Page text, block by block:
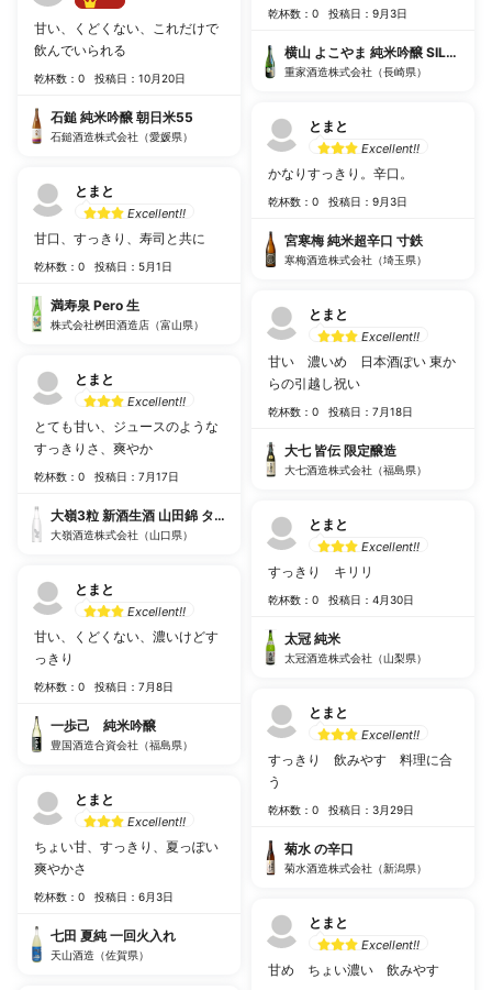
甘い、くどくない、これだけで
飲んでいられる
乾杯数：0 投稿日：10月20日
石鎚 純米吟醸 朝日米55
石鎚酒造株式会社（愛媛県）
とまと
Excellent!!
甘口、すっきり、寿司と共に
乾杯数：0 投稿日：5月1日
満寿泉 Pero 生
株式会社桝田酒造店（富山県）
とまと
Excellent!!
とても甘い、ジュースのような
すっきりさ、爽やか
乾杯数：0 投稿日：7月17日
大嶺3粒 新酒生酒 山田錦 タンク番号H
大嶺酒造株式会社（山口県）
とまと
Excellent!!
甘い、くどくない、濃いけどす
っきり
乾杯数：0 投稿日：7月8日
一歩己 純米吟醸
豊国酒造合資会社（福島県）
とまと
Excellent!!
ちょい甘、すっきり、夏っぽい
爽やかさ
乾杯数：0 投稿日：6月3日
七田 夏純 一回火入れ
天山酒造（佐賀県）
乾杯数：0 投稿日：9月3日
横山 よこやま 純米吟醸 SILVER ひ
重家酒造株式会社（長崎県）
とまと
Excellent!!
かなりすっきり。辛口。
乾杯数：0 投稿日：9月3日
宮寒梅 純米超辛口 寸鉄
寒梅酒造株式会社（埼玉県）
とまと
Excellent!!
甘い 濃いめ 日本酒ぽい 東か
らの引越し祝い
乾杯数：0 投稿日：7月18日
大七 皆伝 限定醸造
大七酒造株式会社（福島県）
とまと
Excellent!!
すっきり キリリ
乾杯数：0 投稿日：4月30日
太冠 純米
太冠酒造株式会社（山梨県）
とまと
Excellent!!
すっきり 飲みやす 料理に合
う
乾杯数：0 投稿日：3月29日
菊水 の辛口
菊水酒造株式会社（新潟県）
とまと
Excellent!!
甘め ちょい濃い 飲みやす